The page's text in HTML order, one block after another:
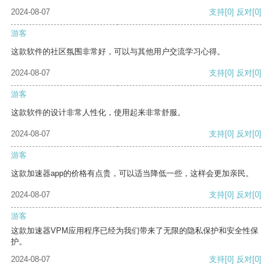
2024-08-07
支持[0] 反对[0]
游客
这款软件的社区氛围非常好，可以与其他用户交流学习心得。
2024-08-07 支持[0] 反对[0]
游客
这款软件的设计非常人性化，使用起来非常舒服。
2024-08-07 支持[0] 反对[0]
游客
这款加速器app的价格有点贵，可以适当降低一些，这样会更加亲民。
2024-08-07 支持[0] 反对[0]
游客
这款加速器VPM应用程序已经为我们带来了无限的隐私保护和安全性保
护。
2024-08-07
支持[0] 反对[0]